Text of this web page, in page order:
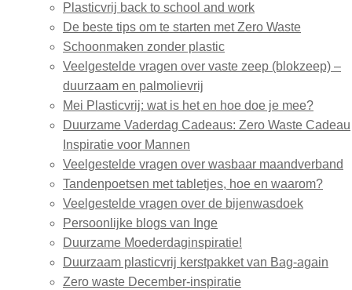
Plasticvrij back to school and work
De beste tips om te starten met Zero Waste
Schoonmaken zonder plastic
Veelgestelde vragen over vaste zeep (blokzeep) –
duurzaam en palmolievrij
Mei Plasticvrij: wat is het en hoe doe je mee?
Duurzame Vaderdag Cadeaus: Zero Waste Cadeau
Inspiratie voor Mannen
Veelgestelde vragen over wasbaar maandverband
Tandenpoetsen met tabletjes, hoe en waarom?
Veelgestelde vragen over de bijenwasdoek
Persoonlijke blogs van Inge
Duurzame Moederdaginspiratie!
Duurzaam plasticvrij kerstpakket van Bag-again
Zero waste December-inspiratie